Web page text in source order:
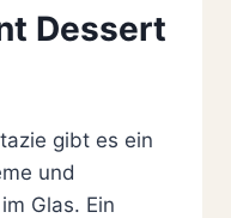
Dessert
gibt es ein
und
Glas. Ein